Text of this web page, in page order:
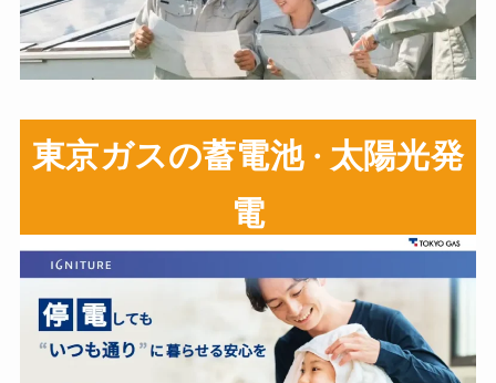
東京ガスの蓄電池・ 太陽光発
電